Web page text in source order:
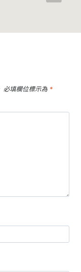
必填欄位標示為 *